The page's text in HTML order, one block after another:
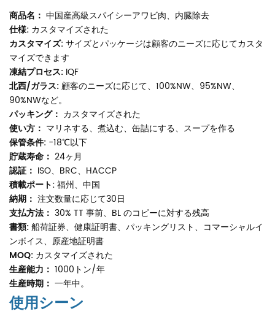
商品名： 中国産高級スパイシーアワビ肉、内臓除去
仕様: カスタマイズされた
カスタマイズ:サイズとパッケージは顧客のニーズに応じてカスタ
マイズできます
凍結プロセス: IQF
北西/ガラス:顧客のニーズに応じて、100%NW、95%NW、
90%NWなど。
パッキング： カスタマイズされた
使い方： マリネする、煮込む、缶詰にする、スープを作る
保管条件: -18℃以下
貯蔵寿命： 24ヶ月
認証： ISO、BRC、HACCP
積載ポート:福州、中国
納期： 注文数量に応じて30日
支払方法： 30% TT 事前、BL のコピーに対する残高
書類:船荷証券、健康証明書、パッキングリスト、コマーシャルイ
ンボイス、原産地証明書
MOQ: カスタマイズされた
生産能力： 1000トン/年
生産時期： 一年中。
使用シーン